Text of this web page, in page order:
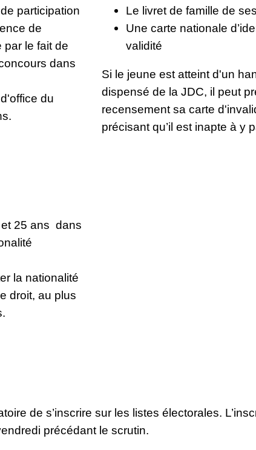
participation
de
par le fait de
dans
du
25 ans dans
la nationalité
droit, au plus
Le livret de famille de
Une carte nationale
validité
Si le jeune est atteint d'un
dispensé de la JDC, il peut
recensement sa carte
précisant qu’il est inapte à y
de s’inscrire sur les listes électorales.
précédant le scrutin.